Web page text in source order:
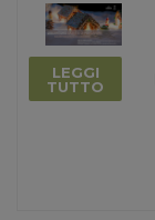
LEGGI
TUTTO